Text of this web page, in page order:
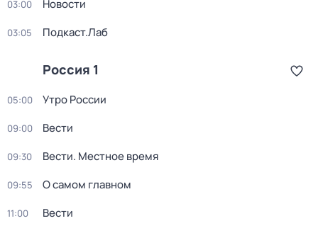
03:00 Новости
03:05 Подкаст.Лаб
Россия 1
05:00 Утро России
09:00 Вести
09:30 Вести. Местное время
09:55 О самом главном
11:00 Вести